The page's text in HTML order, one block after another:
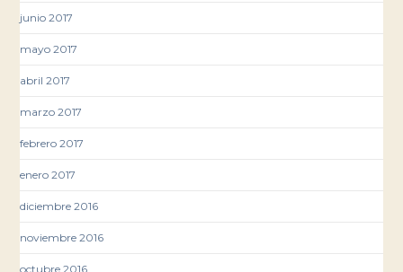
junio 2017
mayo 2017
abril 2017
marzo 2017
febrero 2017
enero 2017
diciembre 2016
noviembre 2016
octubre 2016